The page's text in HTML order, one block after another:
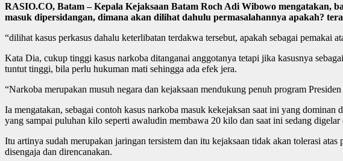
RASIO.CO, Batam – Kepala Kejaksaan Batam Roch Adi Wibowo mengatakan,
masuk dipersidangan, dimana akan dilihat dahulu permasalahannya apakah?
“dilihat kasus perkasus dahalu keterlibatan terdakwa tersebut, apakah sebagai
Kata Dia, cukup tinggi kasus narkoba ditanganai anggotanya tetapi jika kasusnya
tuntut tinggi, bila perlu hukuman mati sehingga ada efek jera.
“Narkoba merupakan musuh negara dan kejaksaan mendukung penuh program
Ia mengatakan, sebagai contoh kasus narkoba masuk kekejaksan saat ini yang
yang sampai puluhan kilo seperti awaludin membawa 20 kilo dan saat ini sedang digelar
Itu artinya sudah merupakan jaringan tersistem dan itu kejaksaan tidak akan tolerasi
disengaja dan direncanakan.